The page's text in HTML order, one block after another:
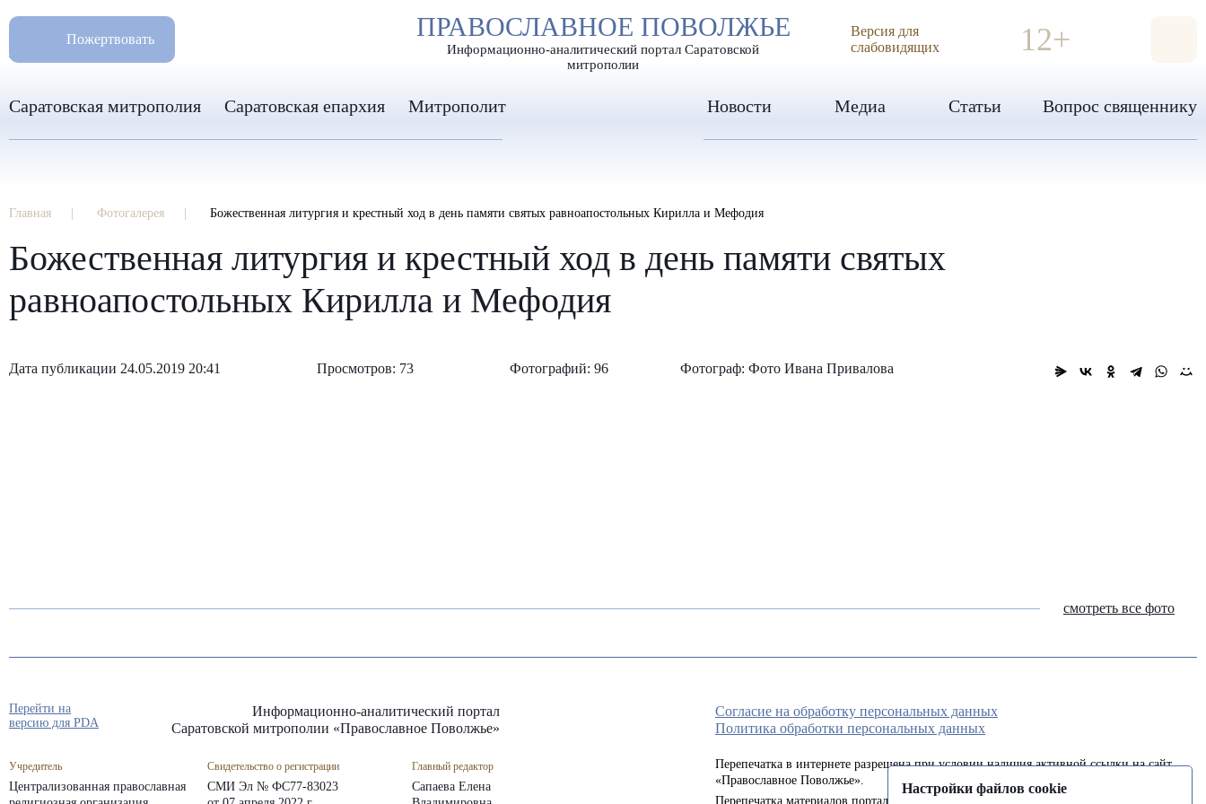
РАЗМЕР ШРИФТА А А А ИЗОБРАЖЕНИЯ
ПРАВОСЛАВНОЕ ПОВОЛЖЬЕ
Информационно-аналитический портал Саратовской
митрополии
Пожертвовать
8 960 346 31 04
info-sar@mail.ru
Версия для
слабовидящих
12+
Саратовская митрополия Саратовская епархия Митрополит Новости Медиа Статьи Вопрос священнику
Главная Фотогалерея Божественная литургия и крестный ход в день памяти святых равноапостольных Кирилла и Мефодия
Божественная литургия и крестный ход в день памяти святых
равноапостольных Кирилла и Мефодия
Дата публикации 24.05.2019 20:41 Просмотров: 73 Фотографий: 96 Фотограф: Фото Ивана Привалова
смотреть все фото
Информационно-аналитический портал
Саратовской митрополии «Православное Поволжье»
Учредитель
Централизованная православная
Свидетельство о регистрации
СМИ Эл № ФС77-83023
Главный редактор
Сапаева Елена
Согласие на обработку персональных данных
Политика обработки персональных данных
Перепечатка в интернете разрешена при условии наличия активной ссылки на сайт
«Православное Поволжье».
Перепечатка материалов портала в печатных изданиях (книгах, прессе) возможна
Перейти на
версию для PDA
Настройки файлов cookie